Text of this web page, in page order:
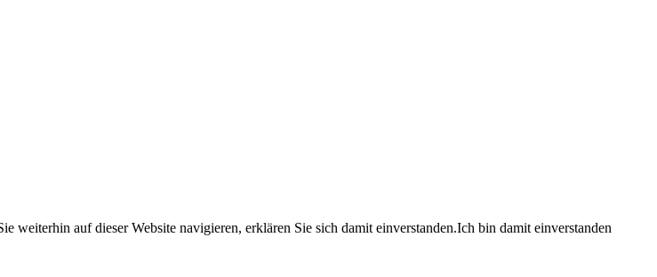
weiterhin auf dieser Website navigieren, erklären Sie sich damit einverstanden.Ich bin damit einverstanden